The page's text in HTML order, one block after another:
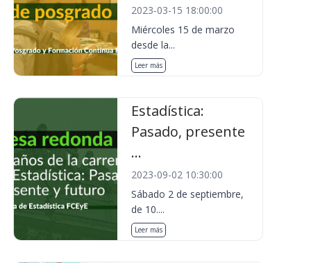
2023-03-15 18:00:00
Miércoles 15 de marzo
desde la...
Leer más
Estadística:
Pasado, presente
...
2023-09-02 10:30:00
Sábado 2 de septiembre,
de 10....
Leer más